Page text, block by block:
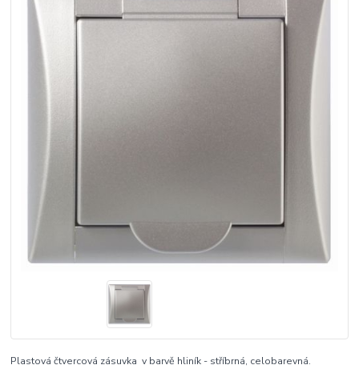
Plastová čtvercová zásuvka v barvě hliník - stříbrná, celobarevná.